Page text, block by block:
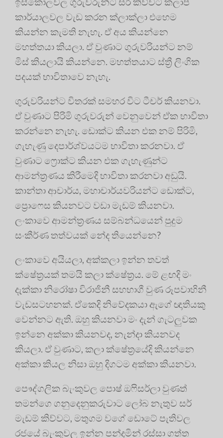
කාර්යාලවල වැඩ කරන ක්ලාක්ලා එහෙම
කියන්න කැමති නැහැ. ඒ අය කියන්නෙ
මහත්තයා කියලා. ඒ වුණාට ගුරුවරියන්ට නම්
මිස් කියලායි කියන්නෙ. මහත්තයාට ස්ත්‍රී ලිංගික
පදයක් භාවිතාවෙ නැහැ.
ගුරුවරියන්ට විතරක් සමහර විට ටීචර් කියනවා.
ඒ වුණාට පිරිමි ගුරුවරුන් වෙනුවෙන් ඒක භාවිතා
කරන්නෙ නැහැ. ඩොක්ට කියන එක නම් පිරිමි,
ගැහැණු දෙපාර්ශ්වයටම භාවිතා කරනවා. ඒ
වුණාට ෆ්‍රොක්ට කියන එක ගැහැණුන්ට
ආමන්ත්‍රණය කිරීමෙදි භාවිතා කරනවා අඩුයි.
කාන්තා ආචාර්ය, මහාචාර්යවරියන්ට ඩොක්ට,
ප්‍රොෆෙස කියනවට වඩා මැඩම් කියනවා.
ලංකාවෙ ආමන්ත්‍රණය සම්බන්ධයෙන් පුදුම
සංකීර්ණ තත්වයක් නේද තියෙන්නෙ?
ලංකාවෙ අයියලා, අක්කලා ඉන්න තවත්
ක්ෂේත්‍රයක් තමයි කලා ක්ෂේත්‍රය. මේ ළඟදි මං
දැක්කා නිරෝෂා විරාජිනී සහභාගී වුණ රූපවාහිනී
වැඩසටහනක්. ඒකෙදි නිවේදකයා ඇගේ ඥාතියකු
වෙන්නට ඇති. ඔහු කියනවා මං දැන් ගැටලුවක
ඉන්නෙ අක්කා කියනවද, නැන්දා කියනවද
කියලා. ඒ වුණාට, කලා ක්ෂේත්‍රයේදි කියන්නෙ
අක්කා කියල නිසා ඔහු දිගටම අක්කා කියනවා.
පෞද්ගලික බැංකුවල පොෂ් ඔෆිසර්ලා වුණත්
තමන්ගෙ ගනුදෙනුකරුවාට ලෝබ නැතුව සර්
මැඩම් කිව්වට, මතුගම වගේ ඩොටේ පැතිවල
රජයේ බැංකුවල ඉන්න පන්දමින් රස්සා ගත්ත